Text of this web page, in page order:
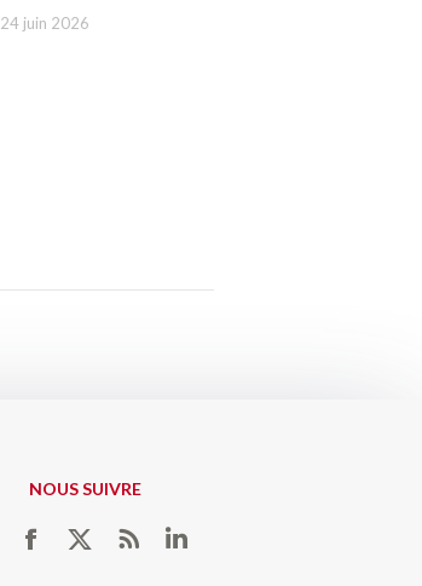
24 juin 2026
NOUS SUIVRE
Trouvez nous sur :
FacebookTwitterRSS LinkedIn